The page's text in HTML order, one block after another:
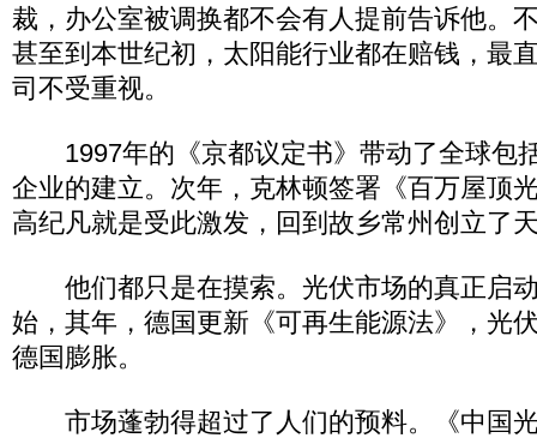
裁，办公室被调换都不会有人提前告诉他。
甚至到本世纪初，太阳能行业都在赔钱，最
司不受重视。
1997年的《京都议定书》带动了全球包
企业的建立。次年，克林顿签署《百万屋顶
高纪凡就是受此激发，回到故乡常州创立了
他们都只是在摸索。光伏市场的真正启
始，其年，德国更新《可再生能源法》，光
德国膨胀。
市场蓬勃得超过了人们的预料。《中国